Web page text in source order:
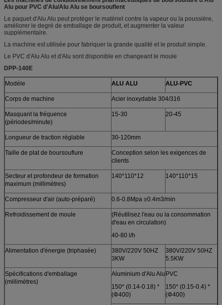
Alu pour PVC d'Alu/Alu Alu se boursouflent
Le paquet d'Alu Alu peut protéger le matériel contre la vapeur ou la poussière,
améliorer le degré de emballage de produit, et augmenter la valeur
supplémentaire.
La machine est utilisée pour fabriquer la grande qualité et le produit simple.
Le PVC d'Alu Alu et d'Alu sont disponible en changeant le moule
DPP-140E
Modèle ALU ALU ALU-PVC
Corps de machine Acier inoxydable 304/316
Masquant la fréquence
(périodes/minute)
15-30 20-45
Longueur de traction réglable 30-120mm
Taille de plat de boursouflure
Conception selon les exigences de
clients
Secteur et profondeur de formation
maximum (millimètres)
140*110*12 140*110*15
Compresseur d'air (auto-préparé) 0.6-0.8Mpa ≥0.4m3/min
Refroidissement de moule
(Réutilisez l'eau ou la consommation
d'eau en circulation)
40-80 l/h
Alimentation d'énergie (triphasée)
380V/220V 50HZ
3KW
380V/220V 50HZ
5.5KW
Spécifications d'emballage
(millimètres)
Aluminium d'Alu Alu
150* (0.14-0.18) *
(Φ400)
PVC
150* (0.15-0.4) *
(Φ400)